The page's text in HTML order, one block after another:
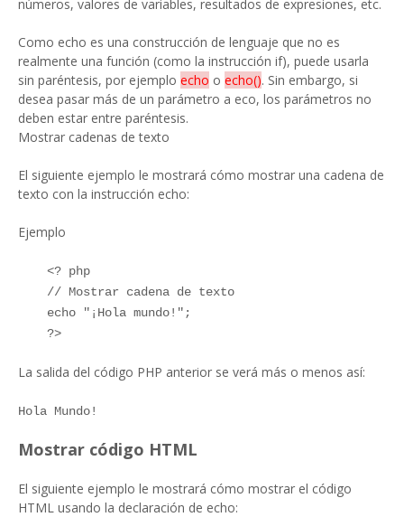
números, valores de variables, resultados de expresiones, etc.
Como echo es una construcción de lenguaje que no es
realmente una función (como la instrucción if), puede usarla
sin paréntesis, por ejemplo echo o echo(). Sin embargo, si
desea pasar más de un parámetro a eco, los parámetros no
deben estar entre paréntesis.
Mostrar cadenas de texto
El siguiente ejemplo le mostrará cómo mostrar una cadena de
texto con la instrucción echo:
Ejemplo
<? php
// Mostrar cadena de texto
echo "¡Hola mundo!";
?>
La salida del código PHP anterior se verá más o menos así:
Hola Mundo!
Mostrar código HTML
El siguiente ejemplo le mostrará cómo mostrar el código
HTML usando la declaración de echo: